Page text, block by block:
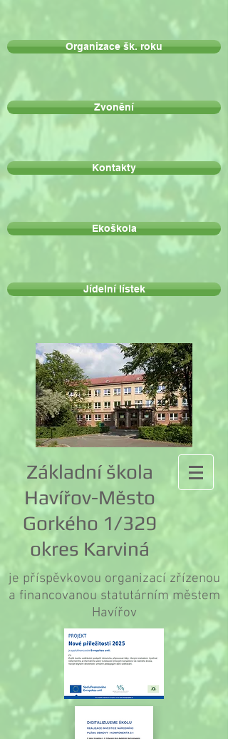
Organizace šk. roku
Zvonění
Kontakty
Ekoškola
Jídelní lístek
Základní škola
Havířov-Město
Gorkého 1/329
okres Karviná
je příspěvkovou organizací zřízenou
a financovanou statutárním městem
Havířov